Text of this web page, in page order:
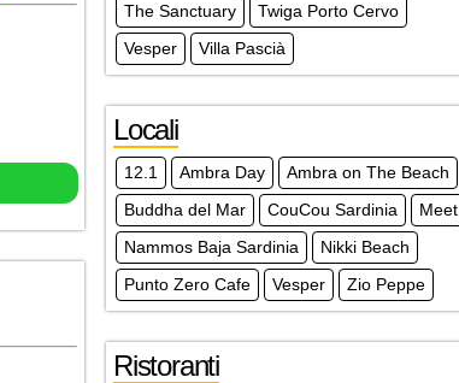
The Sanctuary
Twiga Porto Cervo
Vesper
Villa Pascià
Locali
12.1 Ambra Day
Ambra on The Beach
Buddha del Mar
CouCou Sardinia
Meet
Nammos Baja Sardinia
Nikki Beach
Punto Zero Cafe
Vesper Zio Peppe
Ristoranti